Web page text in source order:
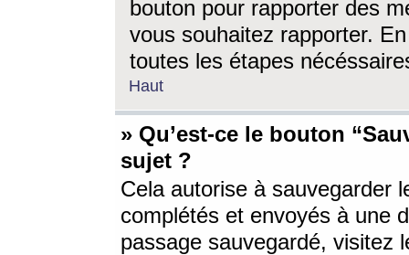
bouton pour rapporter des
vous souhaitez rapporter.
toutes les étapes
Haut
» Qu’est-ce le bouton
sujet ?
Cela autorise à sauvegarder
complétés et envoyés à une
passage sauvegardé, visitez